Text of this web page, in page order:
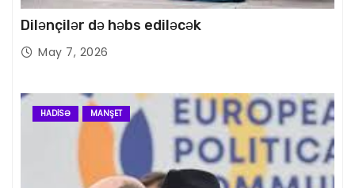
Dilənçilər də həbs ediləcək
May 7, 2026
HADISƏ MANŞET